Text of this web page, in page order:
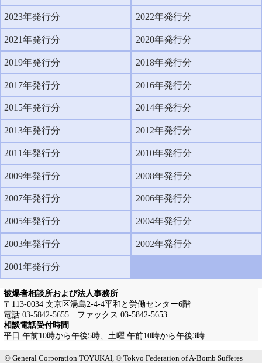
被爆者相談所および法人事務所
〒113-0034 文京区湯島2-4-4平和と労働センター6階
電話 03-5842-5655ファックス 03-5842-5653
相談電話受付時間
平日 午前10時から午後5時、土曜 午前10時から午後3時
2023年発行分 2022年発行分
2021年発行分 2020年発行分
2019年発行分 2018年発行分
2017年発行分 2016年発行分
2015年発行分 2014年発行分
2013年発行分 2012年発行分
2011年発行分 2010年発行分
2009年発行分 2008年発行分
2007年発行分 2006年発行分
2005年発行分 2004年発行分
2003年発行分 2002年発行分
2001年発行分
メインメニューへ
サブメニューへ
現在地ナビ（パンくずリスト）へ
本文の冒頭へ
ページの先頭へ
© General Corporation TOYUKAI, © Tokyo Federation of A-Bomb Sufferes